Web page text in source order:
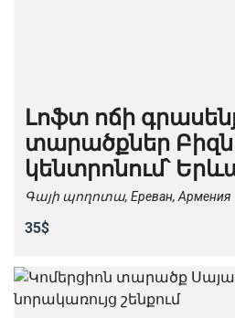
Լոֆտ ոճի
տարածքներ
կենտրոնում՝
Գայի պողոտա, Ереван, Армения
35$